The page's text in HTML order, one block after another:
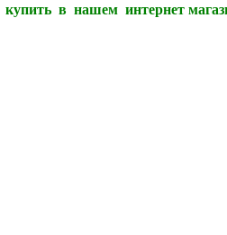
в нашем интернет